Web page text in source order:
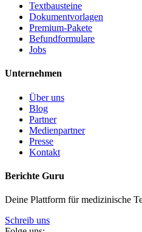
Textbausteine
Dokumentvorlagen
Premium-Pakete
Befundformulare
Jobs
Unternehmen
Über uns
Blog
Partner
Medienpartner
Presse
Kontakt
Berichte Guru
Deine Plattform für medizinische
Schreib uns